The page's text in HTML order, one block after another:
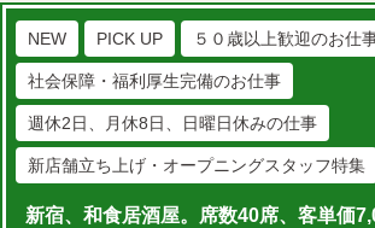
NEW PICK UP ５０歳以上歓迎のお仕
社会保障・福利厚生完備のお仕事
週休2日、月休8日、日曜日休みの仕事
新店舗立ち上げ・オープニングスタッフ特集
新宿、和食居酒屋。席数40席、客単価